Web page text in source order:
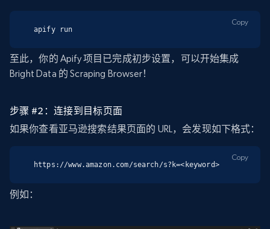
apify run
Copy
至此，你的 Apify 项目已完成初步设置，可以开始集成
Bright Data 的 Scraping Browser！
步骤 #2：连接到目标页面
如果你查看亚马逊搜索结果页面的 URL，会发现如下格式：
https://www.amazon.com/search/s?k=<keyword>
Copy
例如：